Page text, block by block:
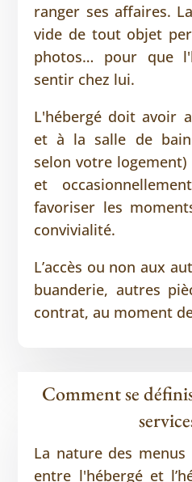
ranger ses affaires.
vide de tout objet
photos… pour que
sentir chez lui.
L'hébergé doit avoir
et à la salle de
selon votre logement)
et
favoriser les
convivialité.
L’accès ou non aux
buanderie, autres
contrat, au moment
Comment se
La nature des
entre l'hébergé et